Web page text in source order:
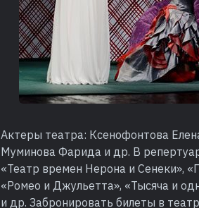
Актеры театра: Ксенофонтова
Муминова Фарида и др. В
«Театр времен Нерона и Сенеки»,
«Ромео и Джульетта», «Тысяча и
и др. Забронировать билеты в